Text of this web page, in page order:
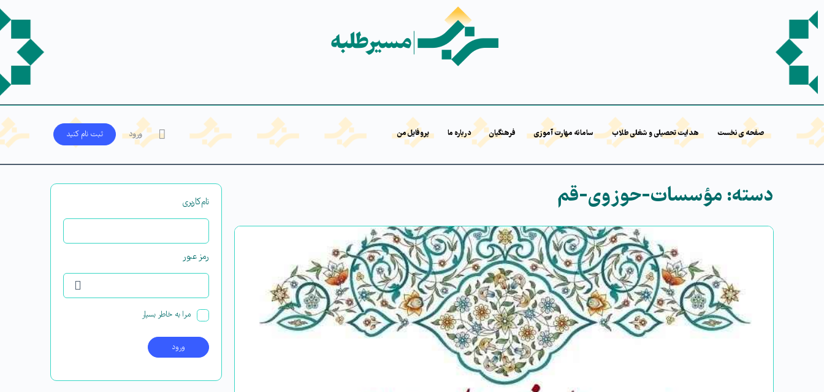
صفحه ی نخست هدایت تحصیلی و شغلی طلاب سامانه مهارت آموزی فرهنگیان درباره ما پروفایل من ورود ثبت‌ نام کنید
دسته: مؤسسات-حوزوی-قم نام‌کاربری
رمز عبور
مرا به خاطر بسپار